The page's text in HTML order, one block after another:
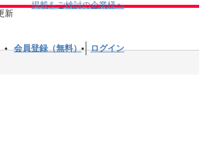
新
掲載をご検討の企業様へ
会員登録（無料） ログイン